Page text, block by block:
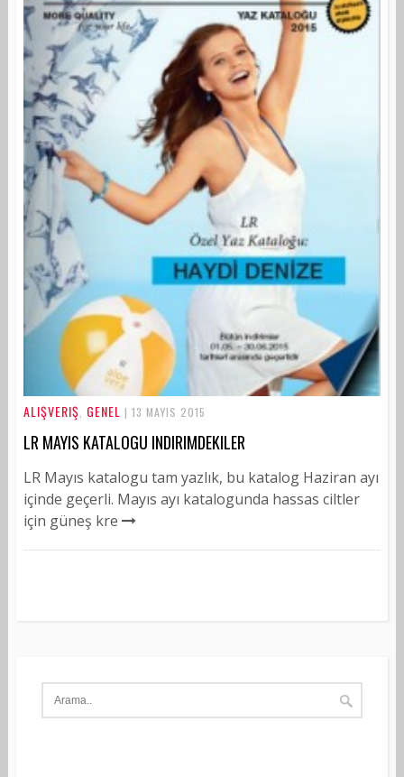
ALIŞVERIŞ GENEL | 13 MAYIS 2015
LR MAYIS KATALOGU INDIRIMDEKILER
LR Mayıs katalogu tam yazlık, bu katalog Haziran ayı
içinde geçerli. Mayıs ayı katalogunda hassas ciltler
için güneş kre